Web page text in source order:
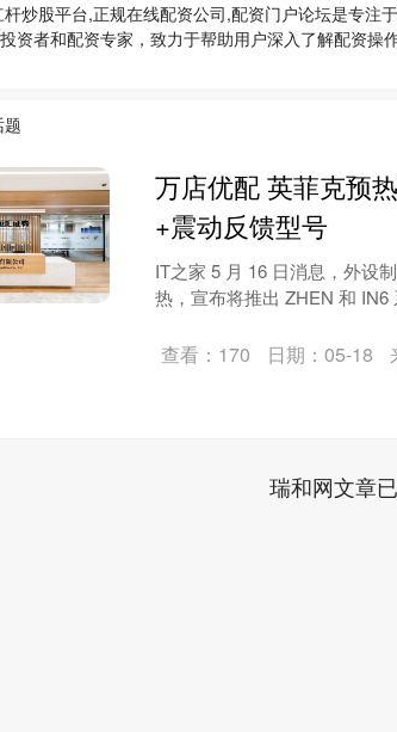
炒股平台,正规在线配资公司,配资门户论坛是专注
资者和配资专家，致力于帮助用户深入了解配资
万店优配 英菲克预
+震动反馈型号
IT之家 5 月 16 日消息，外设
热，宣布将推出 ZHEN 和 IN6
查看：170 日期：05-18
瑞和网文章